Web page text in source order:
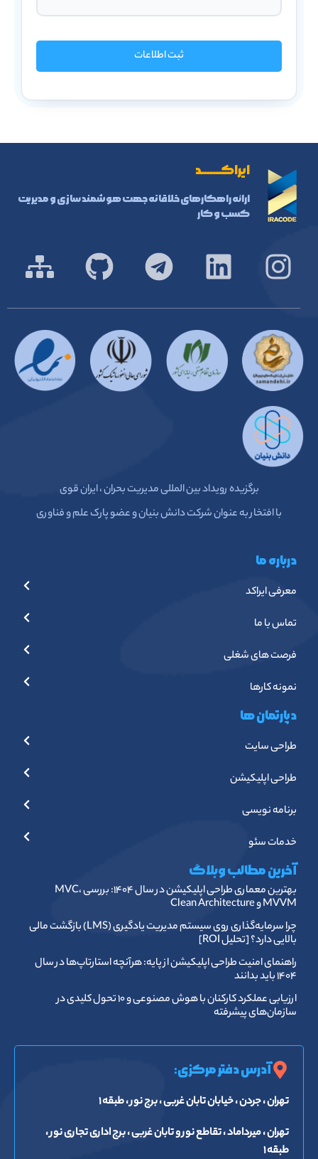
ثبت اطلاعات
درباره ما
معرفی ایراکد
تماس با ما
فرصت های شغلی
نمونه کارها
دپارتمان ها
طراحی سایت
طراحی اپلیکیشن
برنامه نویسی
خدمات سئو
آخرین مطالب وبلاگ
بهترین معماری طراحی اپلیکیشن در سال ۱۴۰۴: بررسی MVC،
MVVM و Clean Architecture
چرا سرمایه‌گذاری روی سیستم مدیریت یادگیری (LMS) بازگشت مالی
بالایی دارد؟ [تحلیل ROI]
راهنمای امنیت طراحی اپلیکیشن از پایه: هرآنچه استارتاپ‌ها در سال
۱۴۰۴ باید بدانند
ارزیابی عملکرد کارکنان با هوش مصنوعی و ۱۰ تحول کلیدی در
سازمان‌های پیشرفته
آدرس دفتر مرکزی:
تهران ، جردن ، خیابان تابان غربی ، برج نور ، طبقه ۱
تهران ، میرداماد ، تقاطع نور و تابان غربی ، برج اداری تجاری نور ،
طبقه ۱
ایراکـــــــد
ارائه راهکارهای خلاقانه جهت هوشمند سازی و مدیریت
کسب و کار
برگزیده رویداد بین المللی مدیریت بحران ، ایران قوی
با افتخار به عنوان شرکت دانش بنیان و عضو پارک علم و فناوری